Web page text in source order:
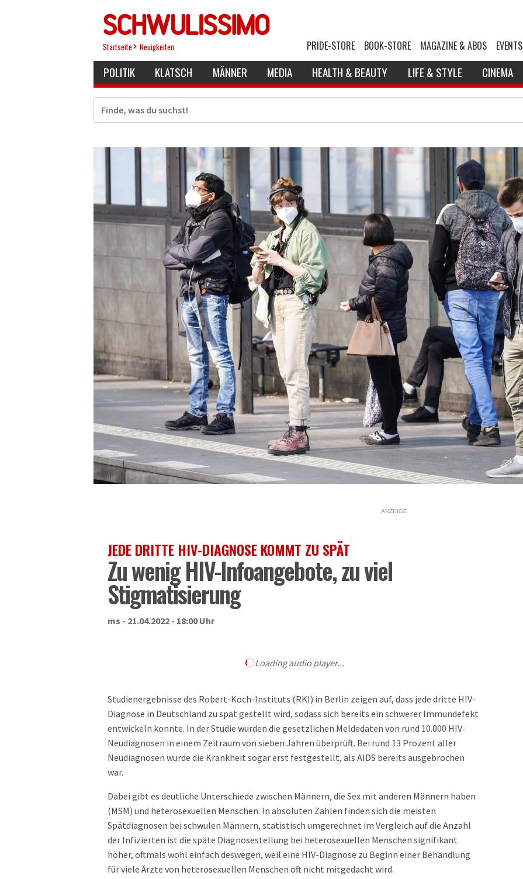
Startseite Neuigkeiten PRIDE-STORE BOOK-STORE MAGAZINE & ABOS EVENTS
POLITIK KLATSCH MÄNNER MEDIA HEALTH & BEAUTY LIFE & STYLE CINEMA
Suche
ANZEIGE
JEDE DRITTE HIV-DIAGNOSE KOMMT ZU SPÄT
Zu wenig HIV-Infoangebote, zu viel
Stigmatisierung
ms - 21.04.2022 - 18:00 Uhr
Loading audio player...
Studienergebnisse des Robert-Koch-Instituts (RKI) in Berlin zeigen auf, dass jede dritte HIV-
Diagnose in Deutschland zu spät gestellt wird, sodass sich bereits ein schwerer Immundefekt
entwickeln konnte. In der Studie wurden die gesetzlichen Meldedaten von rund 10.000 HIV-
Neudiagnosen in einem Zeitraum von sieben Jahren überprüft. Bei rund 13 Prozent aller
Neudiagnosen wurde die Krankheit sogar erst festgestellt, als AIDS bereits ausgebrochen
war.
Dabei gibt es deutliche Unterschiede zwischen Männern, die Sex mit anderen Männern haben
(MSM) und heterosexuellen Menschen. In absoluten Zahlen finden sich die meisten
Spätdiagnosen bei schwulen Männern, statistisch umgerechnet im Vergleich auf die Anzahl
der Infizierten ist die späte Diagnosestellung bei heterosexuellen Menschen signifikant
höher, oftmals wohl einfach deswegen, weil eine HIV-Diagnose zu Beginn einer Behandlung
für viele Ärzte von heterosexuellen Menschen oft nicht mitgedacht wird.